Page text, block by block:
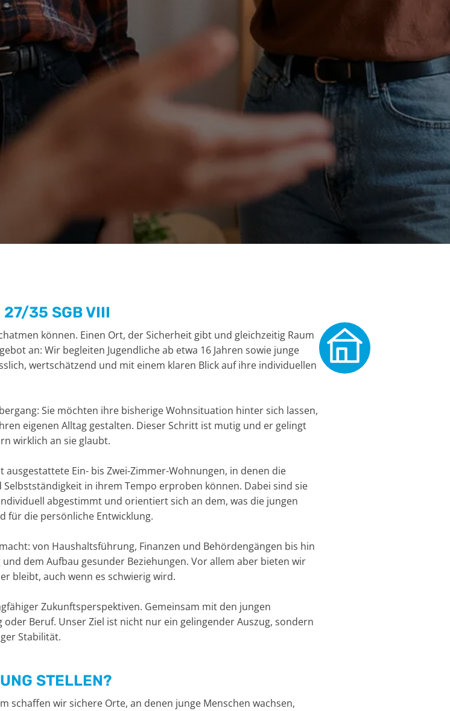
27/35 SGB VIII
können. Einen Ort, der Sicherheit gibt und gleichzeitig Raum
an: Wir begleiten Jugendliche ab etwa 16 Jahren sowie junge
wertschätzend und mit einem klaren Blick auf ihre individuellen
Sie möchten ihre bisherige Wohnsituation hinter sich lassen,
eigenen Alltag gestalten. Dieser Schritt ist mutig und er gelingt
wirklich an sie glaubt.
Ein- bis Zwei-Zimmer-Wohnungen, in denen die
in ihrem Tempo erproben können. Dabei sind sie
abgestimmt und orientiert sich an dem, was die jungen
für die persönliche Entwicklung.
von Haushaltsführung, Finanzen und Behördengängen bis hin
dem Aufbau gesunder Beziehungen. Vor allem aber bieten wir
bleibt, auch wenn es schwierig wird.
Zukunftsperspektiven. Gemeinsam mit den jungen
Beruf. Unser Ziel ist nicht nur ein gelingender Auszug, sondern
Stabilität.
STELLEN?
schaffen wir sichere Orte, an denen junge Menschen wachsen,